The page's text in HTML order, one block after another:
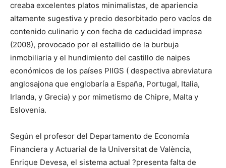
creaba excelentes platos minimalistas, de apariencia
altamente sugestiva y precio desorbitado pero vacíos de
contenido culinario y con fecha de caducidad impresa
(2008), provocado por el estallido de la burbuja
inmobiliaria y el hundimiento del castillo de naipes
económicos de los países PIIGS ( despectiva abreviatura
anglosajona que englobaría a España, Portugal, Italia,
Irlanda, y Grecia) y por mimetismo de Chipre, Malta y
Eslovenia.
Según el profesor del Departamento de Economía
Financiera y Actuarial de la Universitat de València,
Enrique Devesa, el sistema actual ?presenta falta de